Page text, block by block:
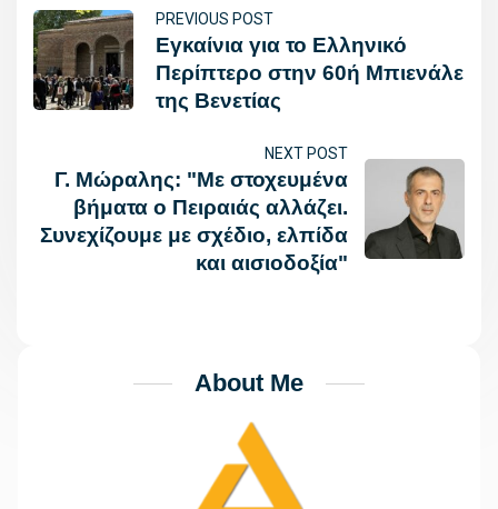
PREVIOUS POST
Εγκαίνια για το Ελληνικό
Περίπτερο στην 60ή Μπιενάλε
της Βενετίας
NEXT POST
Γ. Μώραλης: "Με στοχευμένα
βήματα ο Πειραιάς αλλάζει.
Συνεχίζουμε με σχέδιο, ελπίδα
και αισιοδοξία"
About Me